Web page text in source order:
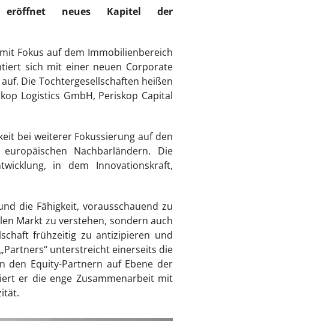
eröffnet neues Kapitel der
Fokus auf dem Immobilienbereich
sich mit einer neuen Corporate
Die Tochtergesellschaften heißen
Logistics GmbH, Periskop Capital
bei weiterer Fokussierung auf den
Nachbarländern. Die
in dem Innovationskraft,
die Fähigkeit, vorausschauend zu
Markt zu verstehen, sondern auch
frühzeitig zu antizipieren und
unterstreicht einerseits die
den Equity-Partnern auf Ebene der
er die enge Zusammenarbeit mit